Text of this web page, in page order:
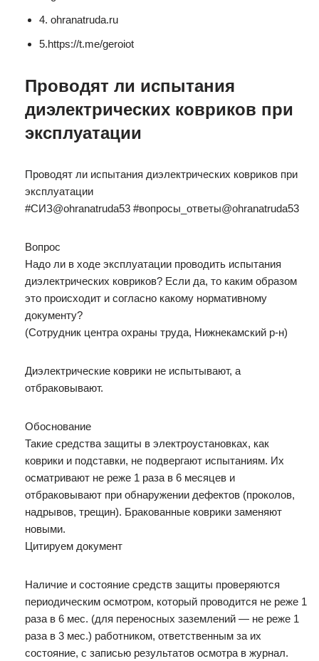
4. ohranatruda.ru
5.https://t.me/geroiot
Проводят ли испытания
диэлектрических ковриков при
эксплуатации
Проводят ли испытания диэлектрических ковриков при
эксплуатации
#СИЗ@ohranatruda53 #вопросы_ответы@ohranatruda53
Вопрос
Надо ли в ходе эксплуатации проводить испытания
диэлектрических ковриков? Если да, то каким образом
это происходит и согласно какому нормативному
документу?
(Сотрудник центра охраны труда, Нижнекамский р-н)
Диэлектрические коврики не испытывают, а
отбраковывают.
Обоснование
Такие средства защиты в электроустановках, как
коврики и подставки, не подвергают испытаниям. Их
осматривают не реже 1 раза в 6 месяцев и
отбраковывают при обнаружении дефектов (проколов,
надрывов, трещин). Бракованные коврики заменяют
новыми.
Цитируем документ
Наличие и состояние средств защиты проверяются
периодическим осмотром, который проводится не реже 1
раза в 6 мес. (для переносных заземлений — не реже 1
раза в 3 мес.) работником, ответственным за их
состояние, с записью результатов осмотра в журнал.